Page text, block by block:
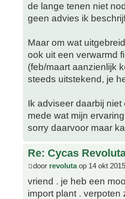
de lange tenen niet
geen advies ik
Maar om wat
ook uit een verwarmd
(feb/maart aanzienlijk
steeds uitstekend, je
Ik adviseer daarbij
mede wat mijn
sorry daarvoor maar
Re: Cycas
door revolutaop 14 okt
vriend . je heb een
import plant .